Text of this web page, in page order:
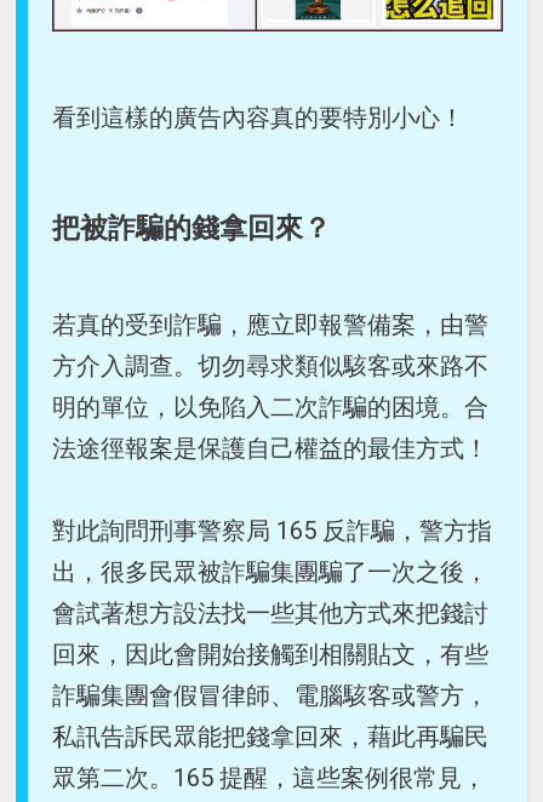
看到這樣的廣告內容真的要特別小心！
把被詐騙的錢拿回來？
若真的受到詐騙，應立即報警備案，由警
方介入調查。切勿尋求類似駭客或來路不
明的單位，以免陷入二次詐騙的困境。合
法途徑報案是保護自己權益的最佳方式！
對此詢問刑事警察局 165 反詐騙，警方指
出，很多民眾被詐騙集團騙了一次之後，
會試著想方設法找一些其他方式來把錢討
回來，因此會開始接觸到相關貼文，有些
詐騙集團會假冒律師、電腦駭客或警方，
私訊告訴民眾能把錢拿回來，藉此再騙民
眾第二次。165 提醒，這些案例很常見，